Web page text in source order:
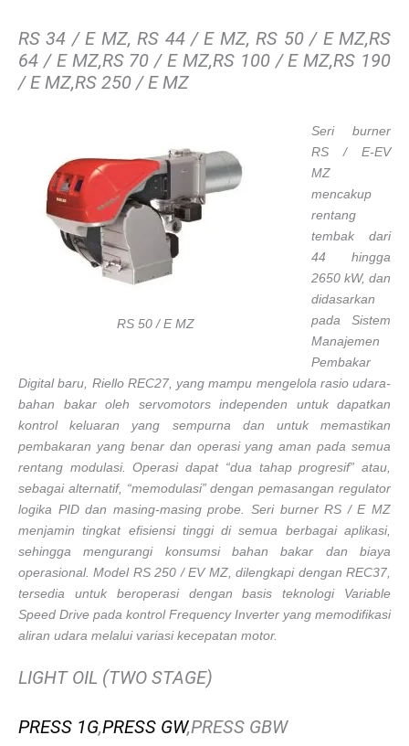
RS 34 / E MZ, RS 44 / E MZ, RS 50 / E MZ,RS
64 / E MZ,RS 70 / E MZ,RS 100 / E MZ,RS 190
/ E MZ,RS 250 / E MZ
RS 50 / E MZ
Seri burner
RS ​​/ E-EV
MZ
mencakup
rentang
tembak dari
44 hingga
2650 kW, dan
didasarkan
pada Sistem
Manajemen
Pembakar
Digital baru, Riello REC27, yang mampu mengelola rasio udara-
bahan bakar oleh servomotors independen untuk dapatkan
kontrol keluaran yang sempurna dan untuk memastikan
pembakaran yang benar dan operasi yang aman pada semua
rentang modulasi. Operasi dapat “dua tahap progresif” atau,
sebagai alternatif, “memodulasi” dengan pemasangan regulator
logika PID dan masing-masing probe. Seri burner RS ​​/ E MZ
menjamin tingkat efisiensi tinggi di semua berbagai aplikasi,
sehingga mengurangi konsumsi bahan bakar dan biaya
operasional. Model RS 250 / EV MZ, dilengkapi dengan REC37,
tersedia untuk beroperasi dengan basis teknologi Variable
Speed ​​Drive pada kontrol Frequency Inverter yang memodifikasi
aliran udara melalui variasi kecepatan motor.
LIGHT OIL (TWO STAGE)
PRESS 1G,PRESS GW,PRESS GBW